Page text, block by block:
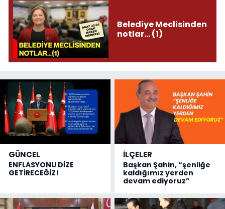
Belediye Meclisinden
notlar... (1)
GÜNCEL
ENFLASYONU DİZE
GETİRECEĞİZ!
İLÇELER
Başkan Şahin, “şenliğe
kaldığımız yerden
devam ediyoruz”